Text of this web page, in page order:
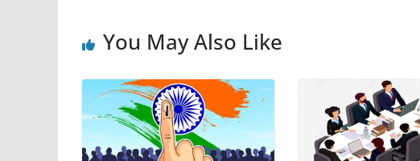
You May Also Like